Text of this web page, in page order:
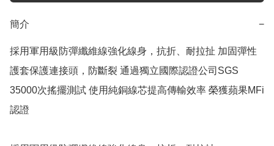
簡介 −
採用軍用級防彈纖維線強化線身，抗折、耐拉扯 加固彈性
護套保護連接頭，防斷裂 通過獨立國際認證公司SGS
35000次搖擺測試 使用純銅線芯提高傳輸效率 榮獲蘋果MFi
認證